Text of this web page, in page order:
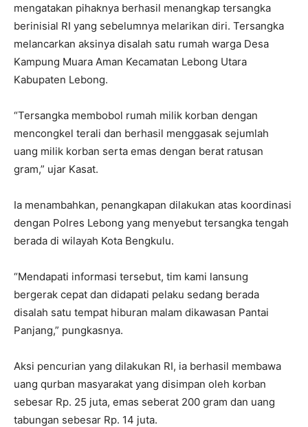
mengatakan pihaknya berhasil menangkap tersangka
berinisial RI yang sebelumnya melarikan diri. Tersangka
melancarkan aksinya disalah satu rumah warga Desa
Kampung Muara Aman Kecamatan Lebong Utara
Kabupaten Lebong.
“Tersangka membobol rumah milik korban dengan
mencongkel terali dan berhasil menggasak sejumlah
uang milik korban serta emas dengan berat ratusan
gram,” ujar Kasat.
Ia menambahkan, penangkapan dilakukan atas koordinasi
dengan Polres Lebong yang menyebut tersangka tengah
berada di wilayah Kota Bengkulu.
“Mendapati informasi tersebut, tim kami lansung
bergerak cepat dan didapati pelaku sedang berada
disalah satu tempat hiburan malam dikawasan Pantai
Panjang,” pungkasnya.
Aksi pencurian yang dilakukan RI, ia berhasil membawa
uang qurban masyarakat yang disimpan oleh korban
sebesar Rp. 25 juta, emas seberat 200 gram dan uang
tabungan sebesar Rp. 14 juta.